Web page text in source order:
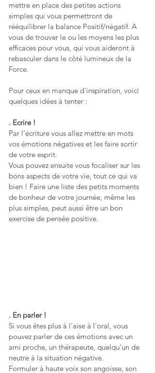
mettre en place des petites actions
simples qui vous permettront de
rééquilibrer la balance Positif/négatif. A
vous de trouver le ou les moyens les plus
efficaces pour vous, qui vous aideront à
rebasculer dans le côté lumineux de la
Force.
Pour ceux en manque d'inspiration, voici
quelques idées à tenter :
. Ecrire !
Par l'écriture vous allez mettre en mots
vos émotions négatives et les faire sortir
de votre esprit.
Vous pouvez ensuite vous focaliser sur les
bons aspects de votre vie, tout ce qui va
bien ! Faire une liste des petits moments
de bonheur de votre journée, même les
plus simples, peut aussi être un bon
exercise de pensée positive.
. En parler !
Si vous êtes plus à l'aise à l'oral, vous
pouvez parler de ces émotions avec un
ami proche, un thérapeute, quelqu'un de
neutre à la situation négative.
Formuler à haute voix son angoisse, son